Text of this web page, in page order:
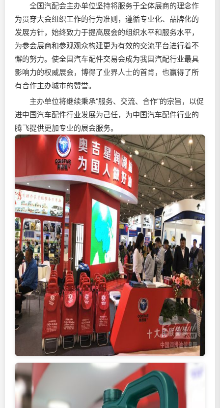
全国汽配会主办单位坚持将服务于全体展商的理念作
为贯穿大会组织工作的行为准则，遵循专业化、品牌化的
发展方针，始终致力于提高展会的组织水平和服务水平，
为参会展商和参观观众构建更为有效的交流平台进行着不
懈的努力。使全国汽车配件交易会成为我国汽配行业最具
影响力的权威展会，博得了业界人士的首肯，也赢得了所
有合作主办城市的赞誉。
主办单位将继续秉承"服务、交流、合作"的宗旨，以促
进中国汽车配件行业发展为己任，为中国汽车配件行业的
腾飞提供更加专业的展会服务。